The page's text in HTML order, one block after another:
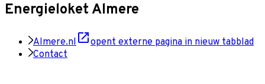
Energieloket Almere
Almere.nl
opent externe pagina in nieuw tabblad
Contact